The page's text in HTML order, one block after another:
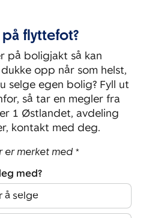
Etasje:
2
Soverom:
2
på flyttefot?
på boligjakt så kan
opp når som helst,
selge egen bolig? Fyll ut
så tar en megler fra
1 Østlandet, avdeling
kontakt med deg.
merket med *
med?
å selge